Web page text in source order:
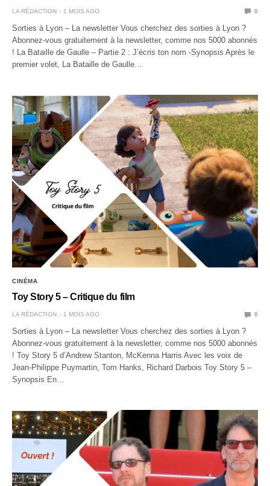
LA RÉDACTION 1 MOIS AGO 0
Sorties à Lyon – La newsletter Vous cherchez des sorties à Lyon ?
Abonnez-vous gratuitement à la newsletter, comme nos 5000 abonnés
! La Bataille de Gaulle – Partie 2 : J’écris ton nom -Synopsis Après le
premier volet, La Bataille de Gaulle…
CINÉMA
Toy Story 5 – Critique du film
LA RÉDACTION 1 MOIS AGO 0
Sorties à Lyon – La newsletter Vous cherchez des sorties à Lyon ?
Abonnez-vous gratuitement à la newsletter, comme nos 5000 abonnés
! Toy Story 5 d’Andrew Stanton, McKenna Harris Avec les voix de
Jean-Philippe Puymartin, Tom Hanks, Richard Darbois Toy Story 5 –
Synopsis En…